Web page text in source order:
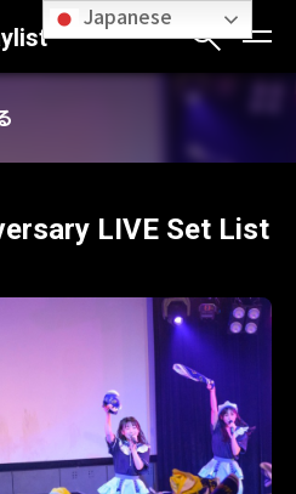
LIVE Set List
Japanese